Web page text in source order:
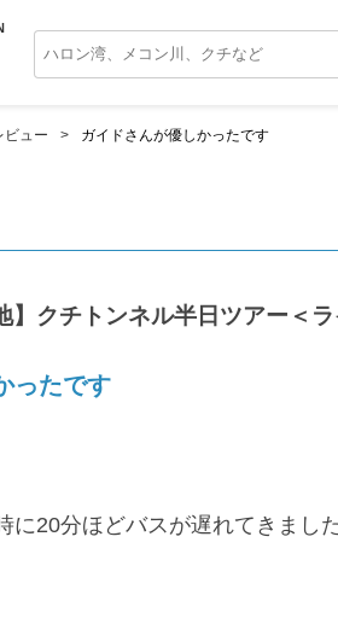
ビュー ガイドさんが優しかったです
】クチトンネル半日ツアー＜
ったです
に20分ほどバスが遅れてきまし